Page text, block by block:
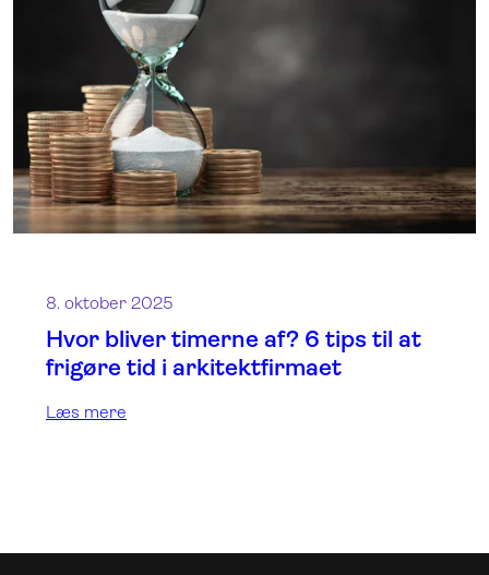
8. oktober 2025
Hvor bliver timerne af? 6 tips til at
frigøre tid i arkitektfirmaet
Læs mere